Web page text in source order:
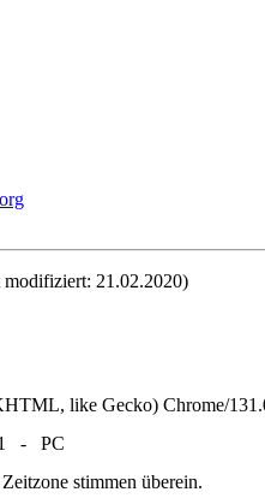
modifiziert: 21.02.2020)
like Gecko) Chrome/
- PC
stimmen überein.